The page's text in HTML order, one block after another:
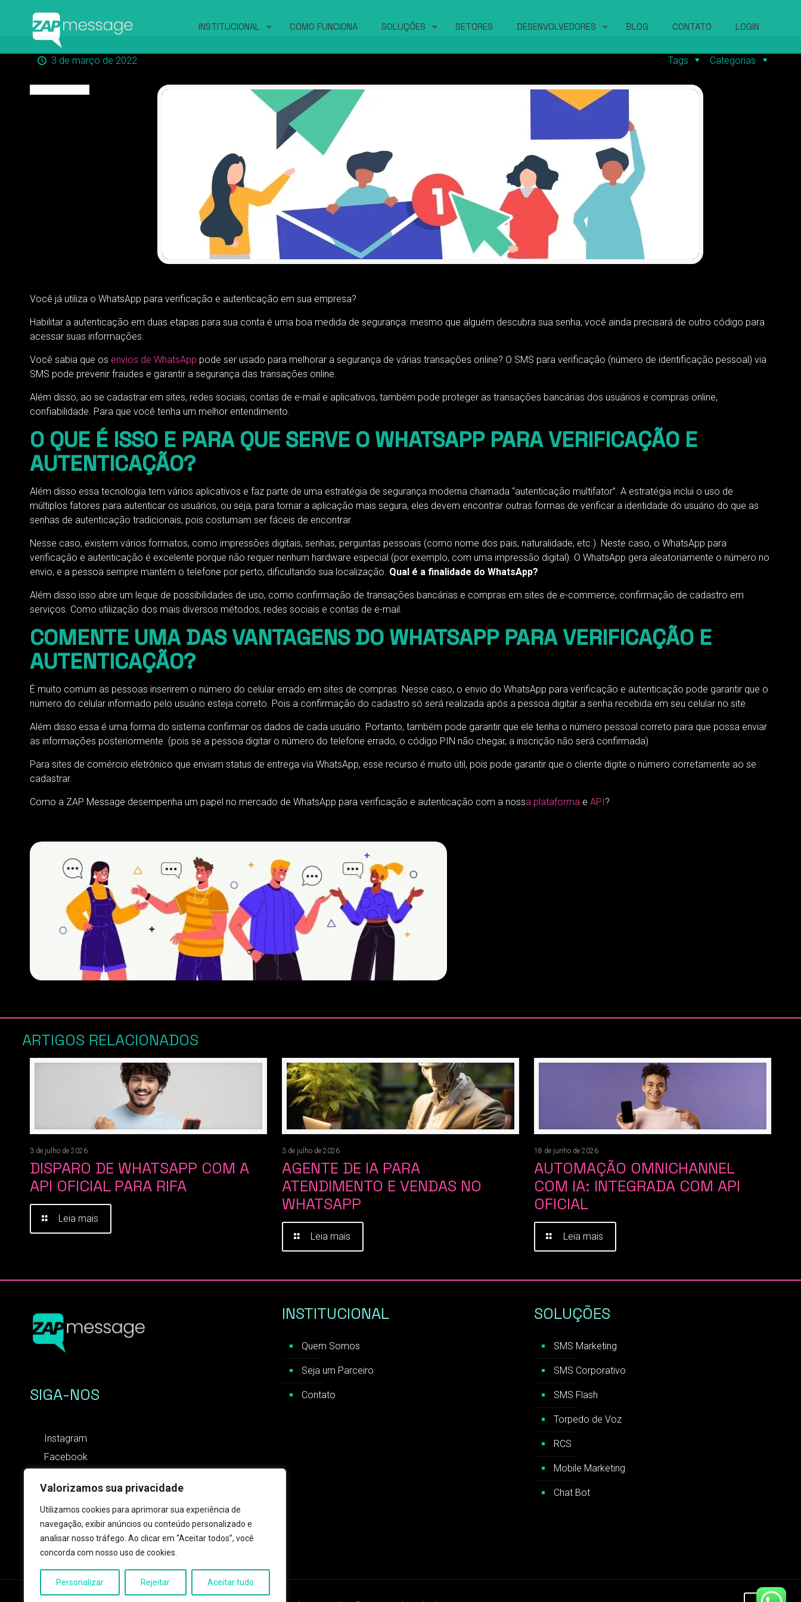
Valorizamos sua privacidade
Utilizamos cookies para aprimorar sua experiência de
navegação, exibir anúncios ou conteúdo personalizado e
analisar nosso tráfego. Ao clicar em “Aceitar todos”, você
concorda com nosso uso de cookies.
Personalizar Rejeitar Aceitar tudo
INSTITUCIONAL COMO FUNCIONA SOLUÇÕES SETORES DESENVOLVEDORES BLOG CONTATO LOGIN
3 de março de 2022 Categorias
Tags
Você já utiliza o WhatsApp para verificação e autenticação em sua empresa?
Habilitar a autenticação em duas etapas para sua conta é uma boa medida de segurança: mesmo que alguém descubra sua senha, você ainda precisará de outro código para
acessar suas informações.
Você sabia que os envios de WhatsApp pode ser usado para melhorar a segurança de várias transações online? O SMS para verificação (número de identificação pessoal) via
SMS pode prevenir fraudes e garantir a segurança das transações online.
Além disso, ao se cadastrar em sites, redes sociais, contas de e-mail e aplicativos, também pode proteger as transações bancárias dos usuários e compras online,
confiabilidade. Para que você tenha um melhor entendimento.
O QUE É ISSO E PARA QUE SERVE O WHATSAPP PARA VERIFICAÇÃO E
AUTENTICAÇÃO?
Além disso essa tecnologia tem vários aplicativos e faz parte de uma estratégia de segurança moderna chamada “autenticação multifator”. A estratégia inclui o uso de
múltiplos fatores para autenticar os usuários, ou seja, para tornar a aplicação mais segura, eles devem encontrar outras formas de verificar a identidade do usuário do que as
senhas de autenticação tradicionais, pois costumam ser fáceis de encontrar.
Nesse caso, existem vários formatos, como impressões digitais, senhas, perguntas pessoais (como nome dos pais, naturalidade, etc.). Neste caso, o WhatsApp para
verificação e autenticação é excelente porque não requer nenhum hardware especial (por exemplo, com uma impressão digital). O WhatsApp gera aleatoriamente o número no
envio, e a pessoa sempre mantém o telefone por perto, dificultando sua localização. Qual é a finalidade do WhatsApp?
Além disso isso abre um leque de possibilidades de uso, como confirmação de transações bancárias e compras em sites de e-commerce, confirmação de cadastro em
serviços. Como utilização dos mais diversos métodos, redes sociais e contas de e-mail.
COMENTE UMA DAS VANTAGENS DO WHATSAPP PARA VERIFICAÇÃO E
AUTENTICAÇÃO?
É muito comum as pessoas inserirem o número do celular errado em sites de compras. Nesse caso, o envio do WhatsApp para verificação e autenticação pode garantir que o
número do celular informado pelo usuário esteja correto. Pois a confirmação do cadastro só será realizada após a pessoa digitar a senha recebida em seu celular no site.
Além disso essa é uma forma do sistema confirmar os dados de cada usuário. Portanto, também pode garantir que ele tenha o número pessoal correto para que possa enviar
as informações posteriormente. (pois se a pessoa digitar o número do telefone errado, o código PIN não chegar, a inscrição não será confirmada)
Para sites de comércio eletrônico que enviam status de entrega via WhatsApp, esse recurso é muito útil, pois pode garantir que o cliente digite o número corretamente ao se
cadastrar.
Como a ZAP Message desempenha um papel no mercado de WhatsApp para verificação e autenticação com a nossa plataformae API?
ARTIGOS RELACIONADOS
3 de julho de 2026
DISPARO DE WHATSAPP COM A
API OFICIAL PARA RIFA
Leia mais
3 de julho de 2026
AGENTE DE IA PARA
ATENDIMENTO E VENDAS NO
WHATSAPP
Leia mais
18 de junho de 2026
AUTOMAÇÃO OMNICHANNEL
COM IA: INTEGRADA COM API
OFICIAL
Leia mais
SIGA-NOS
Instagram
Facebook
CONTATO
(18) 9 9820-4197
contato@zapmessage.com.br
INSTITUCIONAL
Quem Somos
Seja um Parceiro
Contato
SOLUÇÕES
SMS Marketing
SMS Corporativo
SMS Flash
Torpedo de Voz
RCS
Mobile Marketing
Chat Bot